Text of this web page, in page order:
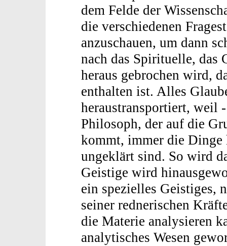
dem Felde der
die verschiedenen
anzuschauen, um dann
nach das Spirituelle, das
heraus gebrochen wird,
enthalten ist. Alles
heraustransportiert, weil
Philosoph, der auf die
kommt, immer die Dinge
ungeklärt sind. So wird
Geistige wird
ein spezielles Geistiges,
seiner rednerischen
die Materie analysieren
analytisches Wesen